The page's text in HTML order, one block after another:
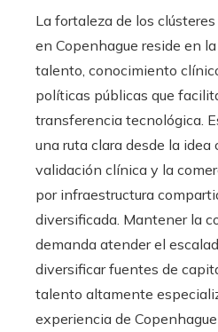
La fortaleza de los
en Copenhague reside en
talento, conocimiento
políticas públicas que
transferencia tecnológica.
una ruta clara desde la
validación clínica y la
por infraestructura
diversificada. Mantener la
demanda atender el
diversificar fuentes de
talento altamente
experiencia de